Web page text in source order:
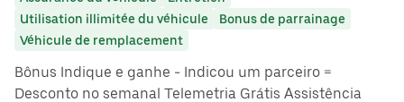
Utilisation illimitée du véhicule
Bonus de parrainage
Véhicule de remplacement
Bônus Indique e ganhe - Indicou um parceiro =
Desconto no semanal Telemetria Grátis Assistência